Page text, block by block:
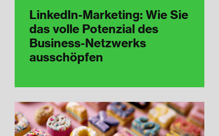
LinkedIn-Marketing: Wie Sie
das volle Potenzial des
Business-Netzwerks
ausschöpfen